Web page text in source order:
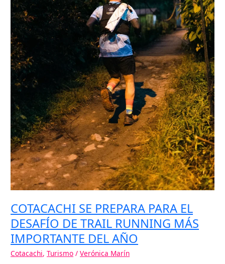
COTACACHI SE PREPARA PARA EL
DESAFÍO DE TRAIL RUNNING MÁS
IMPORTANTE DEL AÑO
Cotacachi,Turismo /Verónica Marín
AÑO